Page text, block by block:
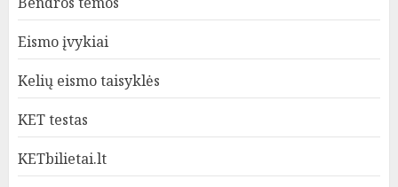
Eismo įvykiai
Kelių eismo taisyklės
KET testas
KETbilietai.lt